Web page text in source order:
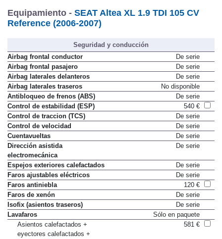
Equipamiento - SEAT Altea XL 1.9 TDI 105 CV
Reference (2006-2007)
Seguridad y conducción
Airbag frontal conductor
De serie
Airbag frontal pasajero
De serie
Airbag laterales delanteros
De serie
Airbag laterales traseros
No disponible
Antibloqueo de frenos (ABS)
De serie
Control de estabilidad (ESP)
540 €
Control de traccion (TCS)
De serie
Control de velocidad
De serie
Cuentavueltas
De serie
Dirección asistida
electromecánica
De serie
Espejos exteriores calefactados
De serie
Faros ajustables eléctricos
De serie
Faros antiniebla
120 €
Faros de xenón
De serie
Isofix (asientos traseros)
De serie
Lavafaros
Sólo en paquete
Asientos calefactados +
eyectores calefactados +
581 €